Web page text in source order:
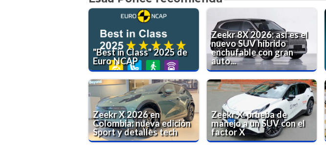
"Best in Class" 2025 de
Euro NCAP
Zeekr 8X 2026: así es el
nuevo SUV híbrido
enchufable con gran
auto...
Zeekr X 2026 en
Colombia: nueva edición
Sport y detalles tech
Zeekr X: prueba de
manejo a un SUV con el
factor X